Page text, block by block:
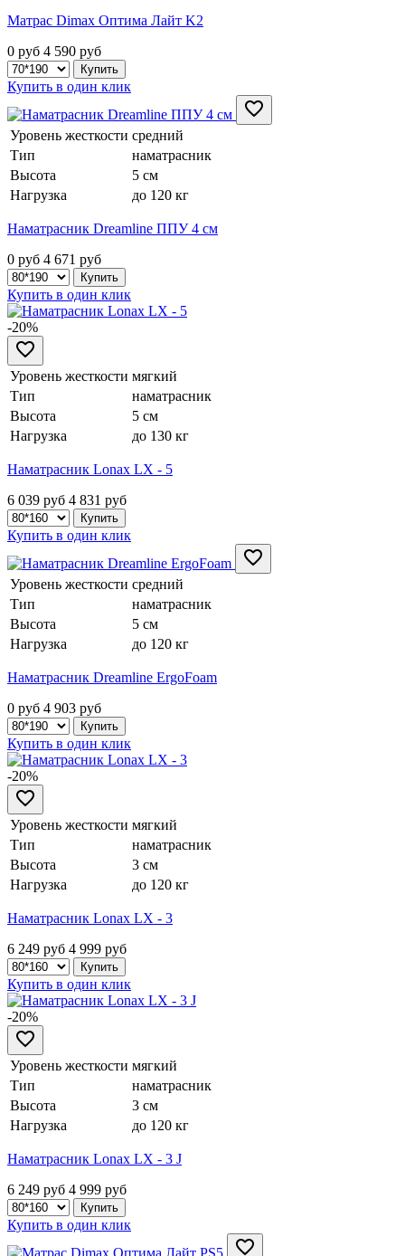
Матрас Dimax Оптима Лайт K2
0 руб 4 590 руб
Купить в один клик
Уровень жесткости средний
Тип
наматрасник
Высота
5 см
Нагрузка
до 120 кг
Наматрасник Dreamline ППУ 4 см
0 руб 4 671 руб
Купить в один клик
-20%
Уровень жесткости мягкий
Тип
наматрасник
Высота
5 см
Нагрузка
до 130 кг
Наматрасник Lonax LX - 5
6 039 руб 4 831 руб
Купить в один клик
Уровень жесткости средний
Тип
наматрасник
Высота
5 см
Нагрузка
до 120 кг
Наматрасник Dreamline ErgoFoam
0 руб 4 903 руб
Купить в один клик
-20%
Уровень жесткости мягкий
Тип
наматрасник
Высота
3 см
Нагрузка
до 120 кг
Наматрасник Lonax LX - 3
6 249 руб 4 999 руб
Купить в один клик
-20%
Уровень жесткости мягкий
Тип
наматрасник
Высота
3 см
Нагрузка
до 120 кг
Наматрасник Lonax LX - 3 J
6 249 руб 4 999 руб
Купить в один клик